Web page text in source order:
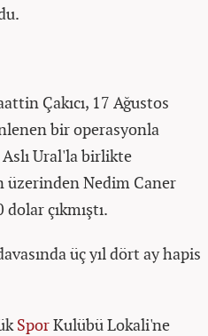
Çakıcı, 17 Ağustos
bir operasyonla
Aslı Ural'la birlikte
üzerinden Nedim Caner
çıkmıştı.
üç yıl dört ay hapis
SporKulübü Lokali'ne